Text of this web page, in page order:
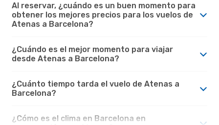
Al reservar, ¿cuándo es un buen momento para
obtener los mejores precios para los vuelos de
Atenas a Barcelona?
¿Cuándo es el mejor momento para viajar
desde Atenas a Barcelona?
¿Cuánto tiempo tarda el vuelo de Atenas a
Barcelona?
¿Cómo es el clima en Barcelona en